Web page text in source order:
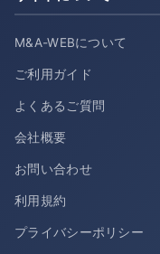
M&A-WEBについて
ご利用ガイド
よくあるご質問
会社概要
お問い合わせ
利用規約
プライバシーポリシー